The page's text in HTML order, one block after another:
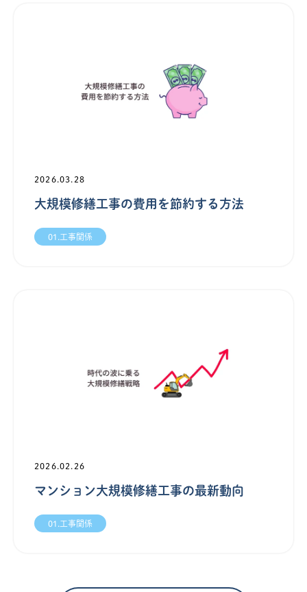
2026.03.28
大規模修繕工事の費用を節約する方法
01.工事関係
2026.02.26
マンション大規模修繕工事の最新動向
01.工事関係